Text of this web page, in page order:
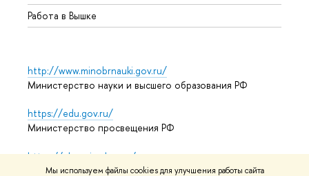
Мы используем файлы cookies для улучшения работы сайта
Работа в Вышке
http://www.minobrnauki.gov.ru/
Министерство науки и высшего образования РФ
https://edu.gov.ru/
Министерство просвещения РФ
https://elearning.hse.ru/mooc
Массовые открытые онлайн-курсы